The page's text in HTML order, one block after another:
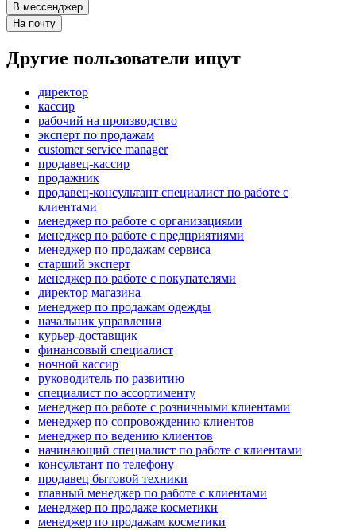
В мессенджер
На почту
Другие пользователи ищут
директор
кассир
рабочий на производство
эксперт по продажам
customer service manager
продавец-кассир
продажник
продавец-консультант специалист по работе с
клиентами
менеджер по работе с организациями
менеджер по работе с предприятиями
менеджер по продажам сервиса
старший эксперт
менеджер по работе с покупателями
директор магазина
менеджер по продажам одежды
начальник управления
курьер-доставщик
финансовый специалист
ночной кассир
руководитель по развитию
специалист по ассортименту
менеджер по работе с розничными клиентами
менеджер по сопровождению клиентов
менеджер по ведению клиентов
начинающий специалист по работе с клиентами
консультант по телефону
продавец бытовой техники
главный менеджер по работе с клиентами
менеджер по продаже косметики
менеджер по продажам косметики